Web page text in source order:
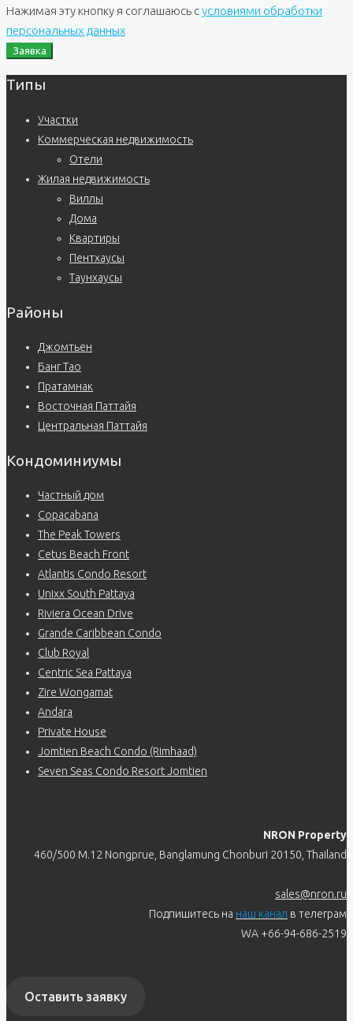
Нажимая эту кнопку я соглашаюсь сусловиями обработки
персональных данных
Заявка
Типы
Участки
Коммерческая недвижимость
Отели
Жилая недвижимость
Виллы
Дома
Квартиры
Пентхаусы
Таунхаусы
Районы
Джомтьен
Банг Тао
Пратамнак
Восточная Паттайя
Центральная Паттайя
Кондоминиумы
Частный дом
Copacabana
The Peak Towers
Cetus Beach Front
Atlantis Condo Resort
Unixx South Pattaya
Riviera Ocean Drive
Grande Caribbean Condo
Club Royal
Centric Sea Pattaya
Zire Wongamat
Andara
Private House
Jomtien Beach Condo (Rimhaad)
Seven Seas Condo Resort Jomtien
NRON Property
460/500 M.12 Nongprue, Banglamung Chonburi 20150, Thailand
sales@nron.ru
Подпишитесь на наш канал в телеграм
WA +66-94-686-2519
Оставить заявку